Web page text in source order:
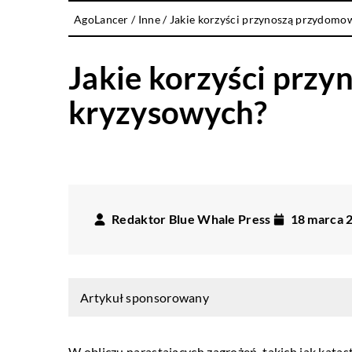
AgoLancer / Inne/ Jakie korzyści przynoszą
Jakie korzyści
kryzysowych?
Redaktor Blue Whale Press 18 marca
Artykuł sponsorowany